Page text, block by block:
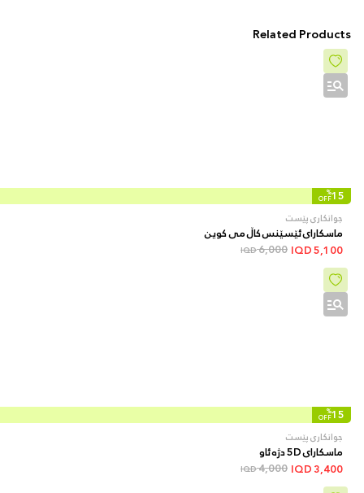
Related Products
15
%
OFF
جوانکاری پێست
ماسکارای ئێسێنس کاڵ می کوین
5,100
6,000
IQD
15
%
OFF
جوانکاری پێست
ماسکارای 5D دژە ئاو
3,400
4,000
IQD